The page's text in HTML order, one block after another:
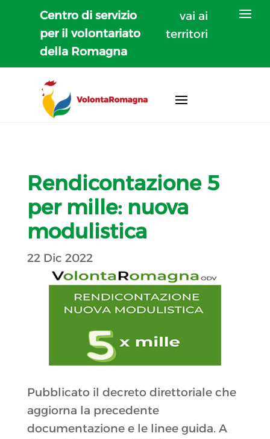
Centro di servizio
per il volontariato
della Romagna
vai ai
territori
Rendicontazione 5
per mille: nuova
modulistica
22 Dic 2022
Pubblicato il decreto direttoriale che
aggiorna la precedente
documentazione e le linee guida. A